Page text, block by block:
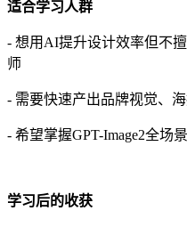
适合学习人群
- 想用AI提升设计效率但不
师
- 需要快速产出品牌视觉、
- 希望掌握GPT-Image2全场
学习后的收获